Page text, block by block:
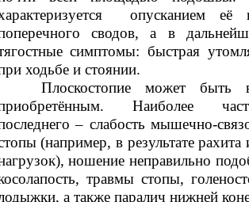
опусканием её
сводов, а в
симптомы: быстрая
ходьбе и стоянии.
может быть
Наиболее
– слабость мышечно-
(например, в результате
ношение неправильно
травмы стопы,
а также паралич нижней